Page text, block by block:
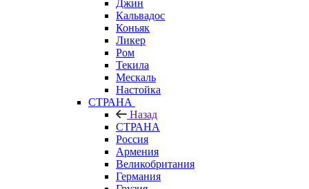
Джин
Кальвадос
Коньяк
Ликер
Ром
Текила
Мескаль
Настойка
СТРАНА
Назад
СТРАНА
Россия
Армения
Великобритания
Германия